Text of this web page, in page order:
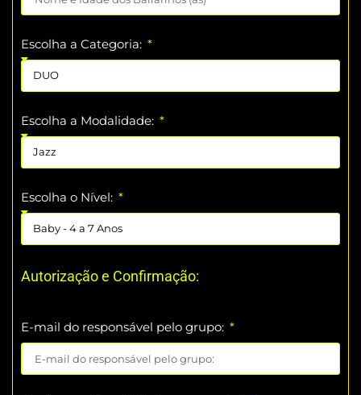
Escolha a Categoria:
Escolha a Modalidade:
Escolha o Nível:
Autorização e Confirmação:
E-mail do responsável pelo grupo: